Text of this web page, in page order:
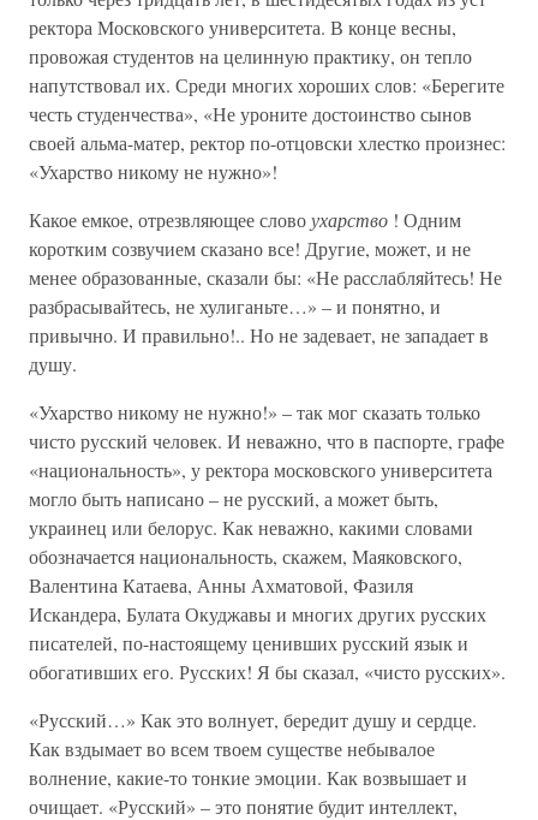
ректора Московского университета. В конце весны,
провожая студентов на целинную практику, он тепло
напутствовал их. Среди многих хороших слов: «Берегите
честь студенчества», «Не уроните достоинство сынов
своей альма-матер, ректор по-отцовски хлестко произнес:
«Ухарство никому не нужно»!
Какое емкое, отрезвляющее словоухарство ! Одним
коротким созвучием сказано все! Другие, может, и не
менее образованные, сказали бы: «Не расслабляйтесь! Не
разбрасывайтесь, не хулиганьте…» – и понятно, и
привычно. И правильно!.. Но не задевает, не западает в
душу.
«Ухарство никому не нужно!» – так мог сказать только
чисто русский человек. И неважно, что в паспорте, графе
«национальность», у ректора московского университета
могло быть написано – не русский, а может быть,
украинец или белорус. Как неважно, какими словами
обозначается национальность, скажем, Маяковского,
Валентина Катаева, Анны Ахматовой, Фазиля
Искандера, Булата Окуджавы и многих других русских
писателей, по-настоящему ценивших русский язык и
обогативших его. Русских! Я бы сказал, «чисто русских».
«Русский…» Как это волнует, бередит душу и сердце.
Как вздымает во всем твоем существе небывалое
волнение, какие-то тонкие эмоции. Как возвышает и
очищает. «Русский» – это понятие будит интеллект,